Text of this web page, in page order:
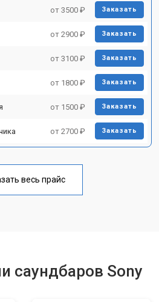
от 3500 ₽ Заказать
от 2900 ₽ Заказать
от 3100 ₽ Заказать
от 1800 ₽ Заказать
от 1500 ₽ Заказать
от 2700 ₽ Заказать
весь прайс
саундбаров Sony